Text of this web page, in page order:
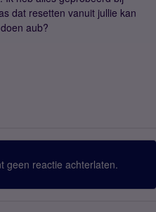
dat resetten vanuit jullie kan
aub?
geen reactie achterlaten.